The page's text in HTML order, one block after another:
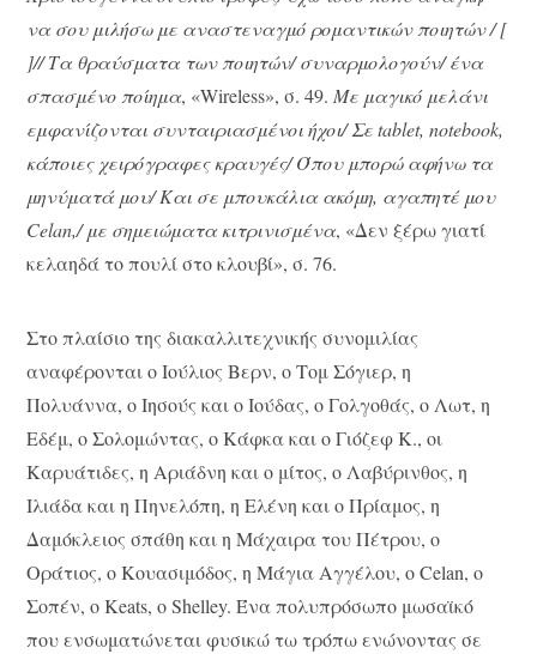
να σου μιλήσω με αναστεναγμό ρομαντικών ποιητών / [
]// Τα θραύσματα των ποιητών/ συναρμολογούν/ ένα
σπασμένο ποίημα, «Wireless», σ. 49. Με μαγικό μελάνι
εμφανίζονται συνταιριασμένοι ήχοι/ Σε tablet, notebook,
κάποιες χειρόγραφες κραυγές/ Όπου μπορώ αφήνω τα
μηνύματά μου/ Και σε μπουκάλια ακόμη, αγαπητέ μου
Celan,/ με σημειώματα κιτρινισμένα, «Δεν ξέρω γιατί
κελαηδά το πουλί στο κλουβί», σ. 76.
Στο πλαίσιο της διακαλλιτεχνικής συνομιλίας
αναφέρονται ο Ιούλιος Βερν, ο Τομ Σόγιερ, η
Πολυάννα, ο Ιησούς και ο Ιούδας, ο Γολγοθάς, ο Λωτ, η
Εδέμ, ο Σολομώντας, ο Κάφκα και ο Γιόζεφ Κ., οι
Καρυάτιδες, η Αριάδνη και ο μίτος, ο Λαβύρινθος, η
Ιλιάδα και η Πηνελόπη, η Ελένη και ο Πρίαμος, η
Δαμόκλειος σπάθη και η Μάχαιρα του Πέτρου, ο
Οράτιος, ο Κουασιμόδος, η Μάγια Αγγέλου, ο Celan, ο
Σοπέν, ο Keats, o Shelley. Ένα πολυπρόσωπο μωσαϊκό
που ενσωματώνεται φυσικώ τω τρόπω ενώνοντας σε